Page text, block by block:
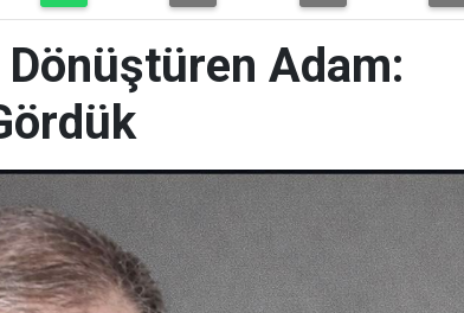
Dönüştüren Adam: